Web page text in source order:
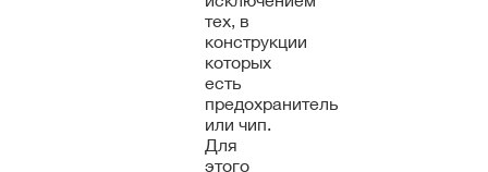
тех, в
конструкции
которых
есть
предохранитель
или чип.
Для
этого